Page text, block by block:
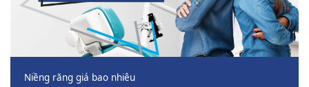
Niềng răng giá bao nhiêu